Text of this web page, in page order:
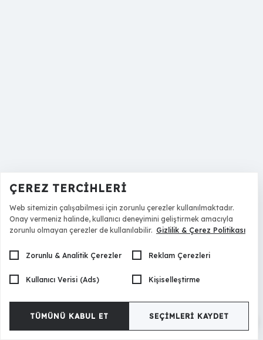
ÇEREZ TERCIHLERI
Web sitemizin çalışabilmesi için zorunlu çerezler kullanılmaktadır.
Onay vermeniz halinde, kullanıcı deneyimini geliştirmek amacıyla
zorunlu olmayan çerezler de kullanılabilir. Gizlilik & Çerez Politikası
Zorunlu & Analitik Çerezler Reklam Çerezleri
Kullanıcı Verisi (Ads) Kişiselleştirme
TÜMÜNÜ KABUL ET SEÇIMLERI KAYDET